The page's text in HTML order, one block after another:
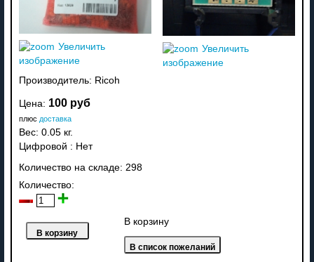
Увеличить
изображение
Увеличить
изображение
Производитель: Ricoh
Цена: 100 руб
плюс доставка
Вес: 0.05 кг.
Цифровой : Нет
Количество на складе: 298
Количество:
В корзину